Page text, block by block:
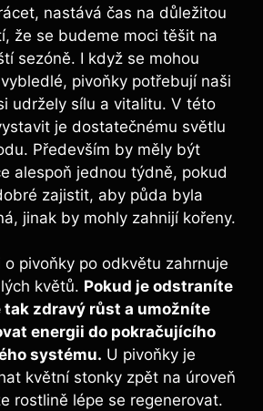
nastává čas na ⁢důležitou
že ⁢se budeme moci těšit na
sezóně. I když se mohou
⁣pivoňky potřebují naši
udržely sílu a vitalitu. V této
je dostatečnému světlu
Především by měly být
alespoň jednou ⁣týdně, pokud
zajistit, aby půda byla
jinak⁤ by mohly⁢ zahnijí kořeny.
o pivoňky po odkvětu zahrnuje
květů.⁣ Pokud je odstraníte
tak zdravý růst a umožníte
energii do pokračujícího
systému. U pivoňky⁤ je⁢
květní stonky zpět na úroveň
rostlině lépe se regenerovat.